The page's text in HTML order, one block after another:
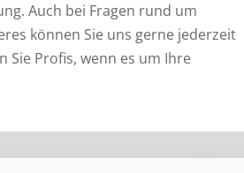
Auch bei Fragen rund um
können Sie uns gerne jederzeit
Sie Profis, wenn es um Ihre